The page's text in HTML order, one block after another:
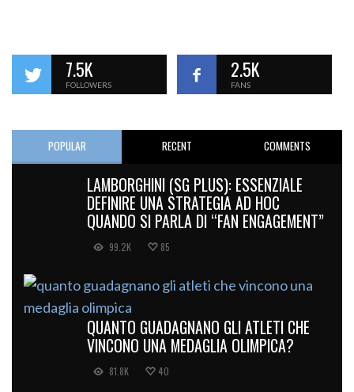
7.5K
FOLLOWERS
2.5K
FANS
POPULAR RECENT COMMENTS
LAMBORGHINI (SG PLUS): ESSENZIALE
DEFINIRE UNA STRATEGIA AD HOC
QUANDO SI PARLA DI “FAN ENGAGEMENT”
99.2K 85
QUANTO GUADAGNANO GLI ATLETI CHE
VINCONO UNA MEDAGLIA OLIMPICA?
81.8K 40